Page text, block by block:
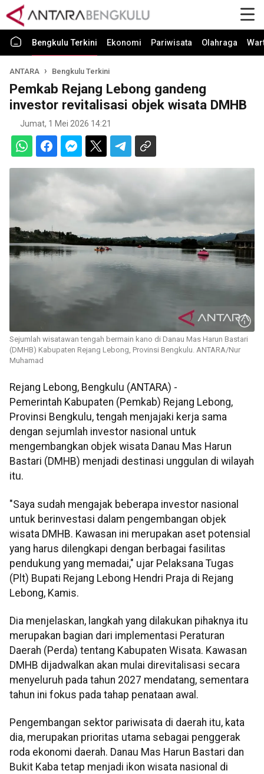
Bengkulu Terkini Ekonomi Pariwisata Olahraga
ANTARA Bengkulu Terkini
Pemkab Rejang Lebong gandeng
investor revitalisasi objek wisata DMHB
Jumat, 1 Mei 2026 14:21
Sejumlah wisatawan tengah bermain kano di Danau Mas Harun Bastari
(DMHB) Kabupaten Rejang Lebong, Provinsi Bengkulu. ANTARA/Nur
Muhamad
Rejang Lebong, Bengkulu (ANTARA) -
Pemerintah Kabupaten (Pemkab) Rejang Lebong,
Provinsi Bengkulu, tengah menjajaki kerja sama
dengan sejumlah investor nasional untuk
mengembangkan objek wisata Danau Mas Harun
Bastari (DMHB) menjadi destinasi unggulan di wilayah
itu.
"Saya sudah mengajak beberapa investor nasional
untuk berinvestasi dalam pengembangan objek
wisata DMHB. Kawasan ini merupakan aset potensial
yang harus dilengkapi dengan berbagai fasilitas
pendukung yang memadai," ujar Pelaksana Tugas
(Plt) Bupati Rejang Lebong Hendri Praja di Rejang
Lebong, Kamis.
Dia menjelaskan, langkah yang dilakukan pihaknya itu
merupakan bagian dari implementasi Peraturan
Daerah (Perda) tentang Kabupaten Wisata. Kawasan
DMHB dijadwalkan akan mulai direvitalisasi secara
menyeluruh pada tahun 2027 mendatang, sementara
tahun ini fokus pada tahap penataan awal.
Pengembangan sektor pariwisata di daerah itu, kata
dia, merupakan prioritas utama sebagai penggerak
roda ekonomi daerah. Danau Mas Harun Bastari dan
Bukit Kaba tetap menjadi ikon wisata nasional di